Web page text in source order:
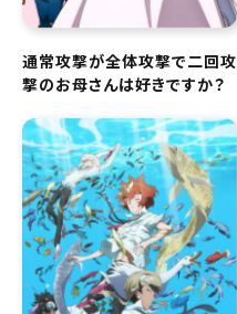
通常攻撃が全体攻撃で二回攻
撃のお母さんは好きですか？